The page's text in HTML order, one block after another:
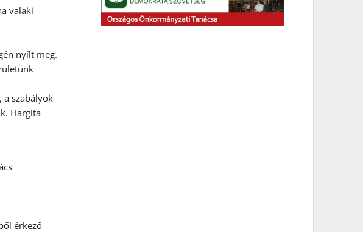
valaki
nyílt meg.
a szabályok
Hargita
érkező